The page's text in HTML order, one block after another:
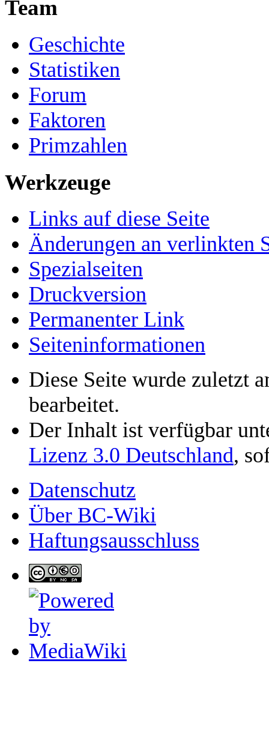
Team
Geschichte
Statistiken
Forum
Faktoren
Primzahlen
Werkzeuge
Links auf diese Seite
Änderungen an verlinkten
Spezialseiten
Druckversion
Permanenter Link
Seiten­informationen
Diese Seite wurde zuletzt
bearbeitet.
Der Inhalt ist verfügbar
Lizenz 3.0 Deutschland,
Datenschutz
Über BC-Wiki
Haftungsausschluss